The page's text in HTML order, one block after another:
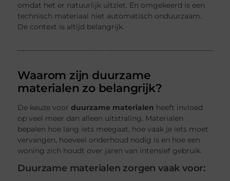
omdat het er natuurlijk uitziet. En omgekeerd is een
technisch materiaal niet automatisch onduurzaam.
De context is altijd belangrijk.
Waarom zijn duurzame
materialen zo belangrijk?
De keuze voorduurzame materialen heeft invloed
op veel meer dan alleen uitstraling. Materialen
bepalen hoe lang iets meegaat, hoe vaak je iets moet
vervangen, hoeveel onderhoud nodig is en hoe een
woning zich houdt over jaren van intensief gebruik.
Duurzame materialen zorgen vaak voor: